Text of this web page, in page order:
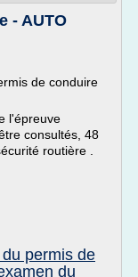
- AUTO
de conduire
l'épreuve
consultés, 48
routière .
permis de
du